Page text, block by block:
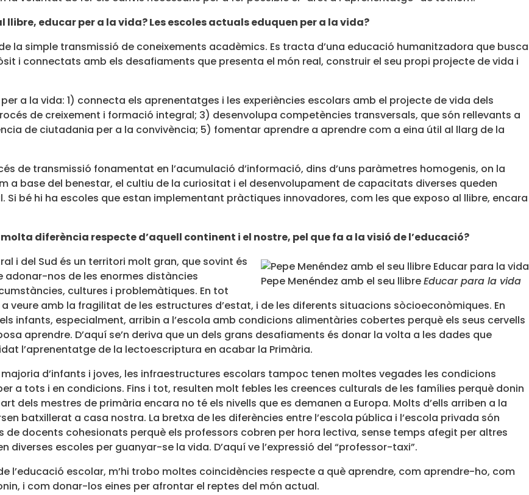
educar per a la vida? Les escoles actuals eduquen per a la vida?
la simple transmissió de coneixements acadèmics. Es tracta d’una educació humanitzadora que busca
i connectats amb els desafiaments que presenta el món real, construir el seu propi projecte de vida i
a la vida: 1) connecta els aprenentatges i les experiències escolars amb el projecte de vida dels
de creixement i formació integral; 3) desenvolupa competències transversals, que són rellevants a
de ciutadania per a la convivència; 5) fomentar aprendre a aprendre com a eina útil al llarg de la
de transmissió fonamentat en l’acumulació d’informació, dins d’uns paràmetres homogenis, on la
a base del benestar, el cultiu de la curiositat i el desenvolupament de capacitats diverses queden
bé hi ha escoles que estan implementant pràctiques innovadores, com les que exposo al llibre, encara
diferència respecte d’aquell continent i el nostre, pel que fa a la visió de l’educació?
Pepe Menéndez amb el seu llibreEducar para la vida
i del Sud és un territori molt gran, que sovint és
adonar-nos de les enormes distàncies
cultures i problemàtiques. En tot
veure amb la fragilitat de les estructures d’estat, i de les diferents situacions sòcioeconòmiques. En
infants, especialment, arribin a l’escola amb condicions alimentàries cobertes perquè els seus cervells
aprendre. D’aquí se’n deriva que un dels grans desafiaments és donar la volta a les dades que
l’aprenentatge de la lectoescriptura en acabar la Primària.
d’infants i joves, les infraestructures escolars tampoc tenen moltes vegades les condicions
a tots i en condicions. Fins i tot, resulten molt febles les creences culturals de les famílies perquè donin
dels mestres de primària encara no té els nivells que es demanen a Europa. Molts d’ells arriben a la
batxillerat a casa nostra. La bretxa de les diferències entre l’escola pública i l’escola privada són
docents cohesionats perquè els professors cobren per hora lectiva, sense temps afegit per altres
escoles per guanyar-se la vida. D’aquí ve l’expressió del “professor-taxi”.
l’educació escolar, m’hi trobo moltes coincidències respecte a què aprendre, com aprendre-ho, com
i com donar-los eines per afrontar el reptes del món actual.